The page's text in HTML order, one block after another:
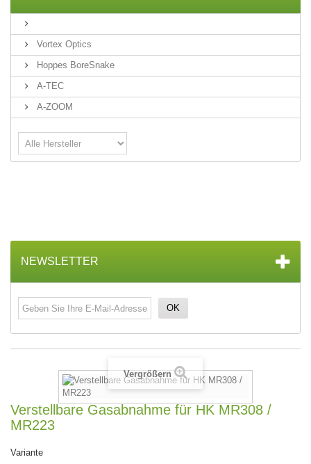
Vortex Optics
Hoppes BoreSnake
A-TEC
A-ZOOM
NEWSLETTER
OK
Vergrößern
Verstellbare Gasabnahme für HK MR308 /
MR223
Variante